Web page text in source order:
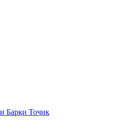
Барқи Тоҷик